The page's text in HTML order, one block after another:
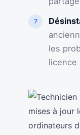
les
licence